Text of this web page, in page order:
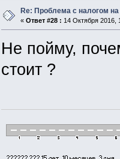
Re: Проблема с налогом
«Ответ #28 : 14 Октября 2016,
Не пойму,
стоит ?